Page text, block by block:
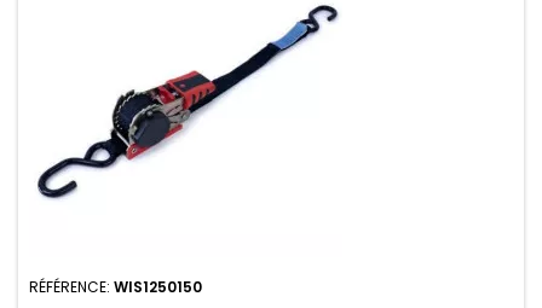
RÉFÉRENCE: WIS1250150